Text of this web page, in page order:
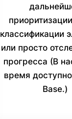
классификации
или просто
прогресса (В
время
Base.)